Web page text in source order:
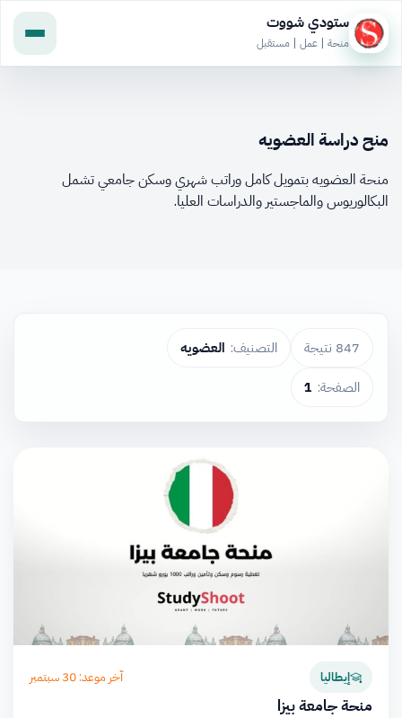
ستودي شووت
منحة | عمل | مستقبل
منح دراسة العضويه
منحة العضويه بتمويل كامل وراتب شهري وسكن جامعي تشمل
البكالوريوس والماجستير والدراسات العليا.
847 نتيجة التصنيف: العضويه
الصفحة: 1
إيطاليا آخر موعد: 30 سبتمبر
منحة جامعة بيزا